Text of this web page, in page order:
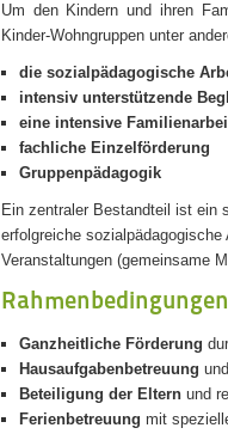
Um den Kindern und ihren
Kinder-Wohngruppen unter
die sozialpädagogische
intensiv unterstützende
eine intensive
fachliche Einzelförderung
Gruppenpädagogik
Ein zentraler Bestandteil ist ein
erfolgreiche
Veranstaltungen (gemeinsame
Rahmenbedingungen
Ganzheitliche Förderung
Hausaufgabenbetreuung
Beteiligung der Elternund
Ferienbetreuung mit